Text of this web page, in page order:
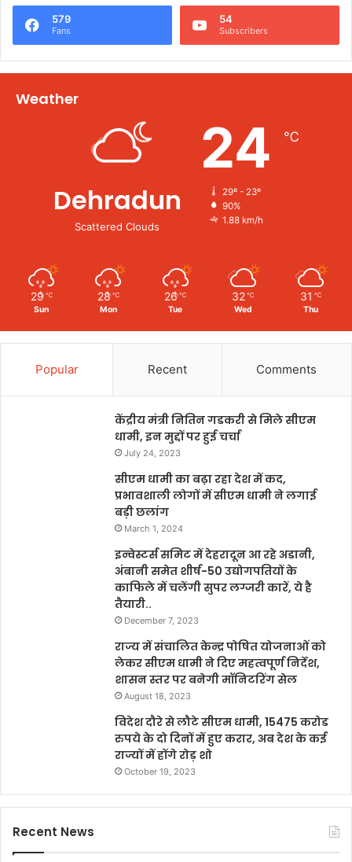
579
Fans
54
Subscribers
Weather
Dehradun
Scattered Clouds
24 ℃
29º - 23º
90%
1.88 km/h
29 ℃
Sun
28 ℃
Mon
26 ℃
Tue
32 ℃
Wed
31 ℃
Thu
Popular Recent Comments
केंद्रीय मंत्री नितिन गडकरी से मिले सीएम
धामी, इन मुद्दों पर हुई चर्चा
July 24, 2023
सीएम धामी का बढ़ा रहा देश में कद,
प्रभावशाली लोगों में सीएम धामी ने लगाई
बड़ी छलांग
March 1, 2024
इन्वेस्टर्स समिट में देहरादून आ रहे अडानी,
अंबानी समेत शीर्ष-50 उद्योगपतियों के
काफिले में चलेंगी सुपर लग्जरी कारें, ये है
तैयारी..
December 7, 2023
राज्य में संचालित केन्द्र पोषित योजनाओं को
लेकर सीएम धामी ने दिए महत्वपूर्ण निर्देश,
शासन स्तर पर बनेगी मॉनिटरिंग सेल
August 18, 2023
विदेश दौरे से लौटे सीएम धामी, 15475 करोड
रुपये के दो दिनों में हुए करार, अब देश के कई
राज्यों में होंगे रोड़ शो
October 19, 2023
Recent News